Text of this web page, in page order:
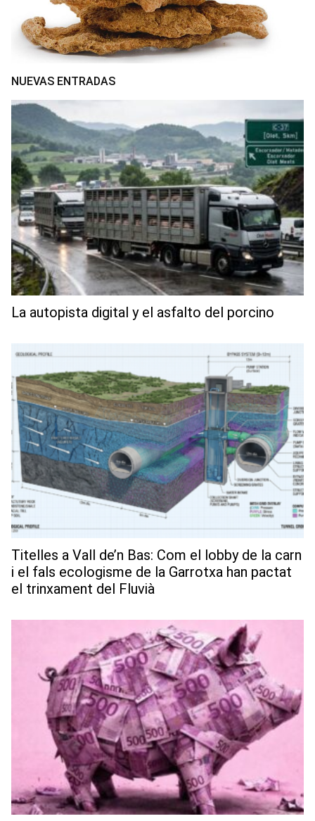
NUEVAS ENTRADAS
La autopista digital y el asfalto del porcino
Titelles a Vall de’n Bas: Com el lobby de la carn
i el fals ecologisme de la Garrotxa han pactat
el trinxament del Fluvià